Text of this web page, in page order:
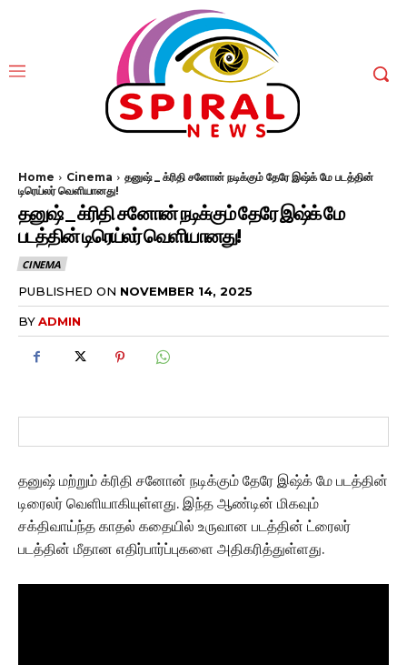
Home Cinema
தனுஷ் _ க்ரிதி சனோன் நடிக்கும் தேரே இஷ்க் மே படத்தின்
டிரெய்லர் வெளியானது!
தனுஷ் _ க்ரிதி சனோன் நடிக்கும் தேரே இஷ்க் மே
படத்தின் டிரெய்லர் வெளியானது!
CINEMA
PUBLISHED ON NOVEMBER 14, 2025
BYADMIN
தனுஷ் மற்றும் க்ரிதி சனோன் நடிக்கும் தேரே இஷ்க் மே படத்தின்
டிரைலர் வெளியாகியுள்ளது. இந்த ஆண்டின் மிகவும்
சக்திவாய்ந்த காதல் கதையில் உருவான படத்தின் ட்ரைலர்
படத்தின் மீதான எதிர்பார்ப்புகளை அதிகரித்துள்ளது.